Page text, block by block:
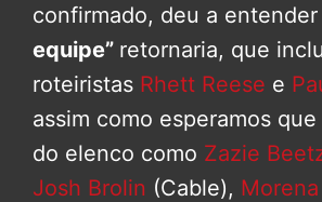
confirmado, deu a
equipe” retornaria, que
roteiristas Rhett Reese e
assim como esperamos
do elenco como Zazie
Josh Brolin (Cable),